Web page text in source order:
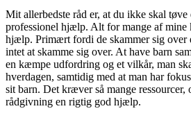
Mit allerbedste råd er, at du ikke skal tøve
professionel hjælp. Alt for mange af mine
hjælp. Primært fordi de skammer sig over
intet at skamme sig over. At have barn
en kæmpe udfordring og et vilkår, man
hverdagen, samtidig med at man har
sit barn. Det kræver så mange ressourcer,
rådgivning en rigtig god hjælp.